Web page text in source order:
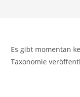
Es gibt momentan
Taxonomie